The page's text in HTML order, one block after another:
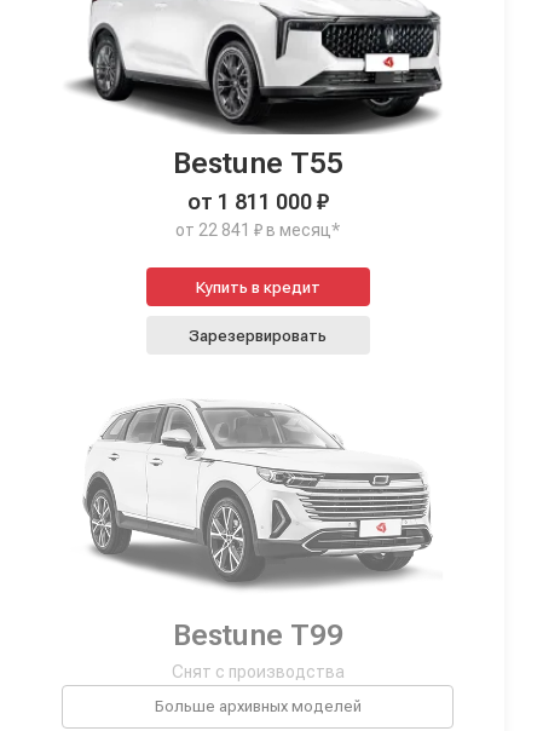
Bestune T55
от 1 811 000 ₽
от 22 841 ₽ в месяц*
Купить в кредит
Зарезервировать
Bestune T99
Снят с производства
Больше архивных моделей